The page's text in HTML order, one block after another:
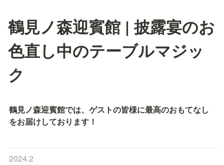
鶴見ノ森迎賓館 | 披露宴のお
色直し中のテーブルマジッ
ク
鶴見ノ森迎賓館では、ゲストの皆様に最高のおもてなし
をお届けしております！
2024.2